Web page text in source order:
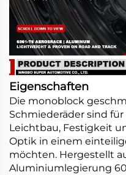
Eigenschaften
Die monoblock
Schmiederäder sind
Leichtbau, Festigkeit
Optik in einem
möchten. Hergestellt
Aluminiumlegierung